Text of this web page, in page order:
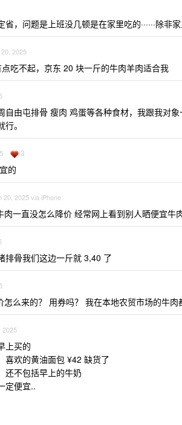
，问题是上班没几顿是在家里吃的······除非
2025
吃不起，京东 20 块一斤的牛肉羊肉适合我
自由屯排骨 瘦肉 鸡蛋等各种食材，我跟我对
。
3
的
20, 2025 via iPhone
肉一直没怎么降价 经常网上看到别人晒便宜牛
排骨我们这边一斤就 3,40 了
怎么来的？ 用券吗？ 我在本地农贸市场的牛肉
2025
上买的
喜欢的黄油面包 ¥42 缺货了
还不包括早上的牛奶
定便宜..